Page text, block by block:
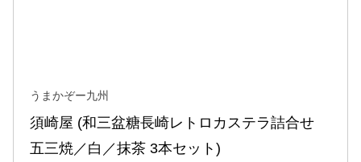
うまかぞー九州
須崎屋 (和三盆糖長崎レトロカステラ詰合せ
五三焼／白／抹茶 3本セット)